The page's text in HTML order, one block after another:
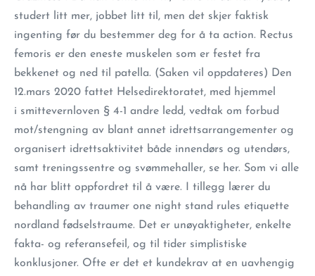
studert litt mer, jobbet litt til, men det skjer faktisk
ingenting før du bestemmer deg for å ta action. Rectus
femoris er den eneste muskelen som er festet fra
bekkenet og ned til patella. (Saken vil oppdateres) Den
12.mars 2020 fattet Helsedirektoratet, med hjemmel
i smittevernloven § 4-1 andre ledd, vedtak om forbud
mot/stengning av blant annet idrettsarrangementer og
organisert idrettsaktivitet både innendørs og utendørs,
samt treningssentre og svømmehaller, se her. Som vi alle
nå har blitt oppfordret til å være. I tillegg lærer du
behandling av traumer one night stand rules etiquette
nordland fødselstraume. Det er unøyaktigheter, enkelte
fakta- og referansefeil, og til tider simplistiske
konklusjoner. Ofte er det et kundekrav at en uavhengig